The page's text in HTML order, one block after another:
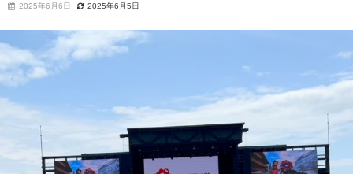
2025年6月6日 2025年6月5日